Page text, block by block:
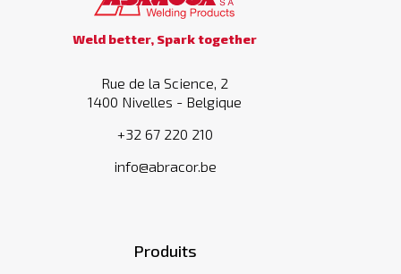
Weld better, Spark together
Rue de la Science, 2
1400 Nivelles - Belgique
+32 67 220 210
info@abracor.be
Produits